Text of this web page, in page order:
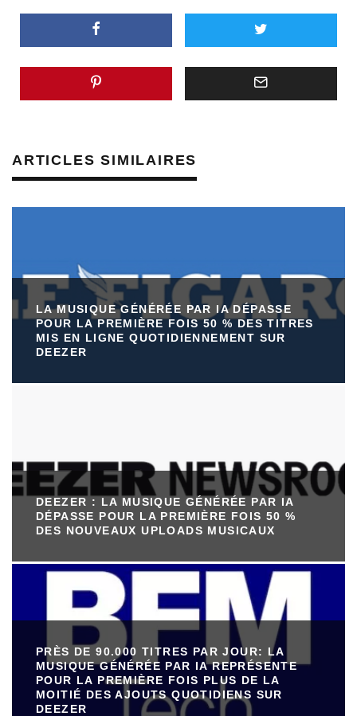
ARTICLES SIMILAIRES
LA MUSIQUE GÉNÉRÉE PAR IA DÉPASSE
POUR LA PREMIÈRE FOIS 50 % DES TITRES
MIS EN LIGNE QUOTIDIENNEMENT SUR
DEEZER
DEEZER : LA MUSIQUE GÉNÉRÉE PAR IA
DÉPASSE POUR LA PREMIÈRE FOIS 50 %
DES NOUVEAUX UPLOADS MUSICAUX
PRÈS DE 90.000 TITRES PAR JOUR: LA
MUSIQUE GÉNÉRÉE PAR IA REPRÉSENTE
POUR LA PREMIÈRE FOIS PLUS DE LA
MOITIÉ DES AJOUTS QUOTIDIENS SUR
DEEZER